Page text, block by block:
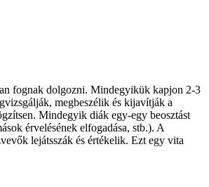
fognak dolgozni. Mindegyikük kapjon 2-3
megbeszélik és kijavítják a
Mindegyik diák egy-egy beosztást
érvelésének elfogadása, stb.). A
lejátsszák és értékelik. Ezt egy vita